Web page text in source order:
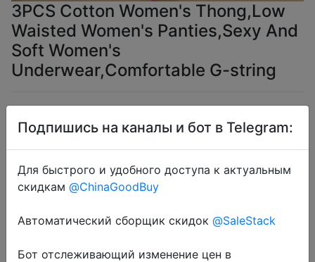
3PCS Cotton Women's Thong,Low
Waisted Women's Panties,Sexy And
Soft Women's
Underwear,Comfortable G-string
$3.06
EarlyBirds
Перейти в магазин
Подпишись на каналы и бот в Telegram:
Для быстрого и удобного доступа к актуальным
скидкам @ChinaGoodBuy
Автоматический сборщик скидок @SaleStack
Бот отслеживающий изменение цен в